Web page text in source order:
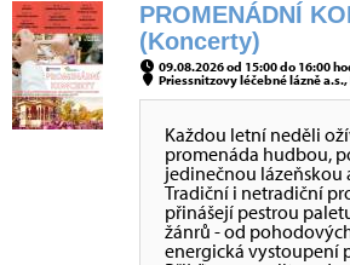
PROMENÁDNÍ
(Koncerty)
09.08.2026 od 15:00 do 16:00
Priessnitzovy léčebné lázně
Každou letní neděli
promenáda hudbou,
jedinečnou lázeňskou
Tradiční i netradiční
přinášejí pestrou
žánrů - od
energická vystoupení